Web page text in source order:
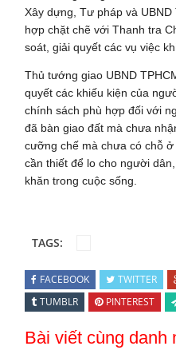
Xây dựng, Tư pháp và
hợp chặt chẽ với Thanh tra
soát, giải quyết các vụ việc
Thủ tướng giao UBND
quyết các khiếu kiện của
chính sách phù hợp đối với
đã bàn giao đất mà chưa
cưỡng chế mà chưa có chỗ
cần thiết để lo cho người
khăn trong cuộc sống.
TAGS:
FACEBOOK TWITTER
TUMBLR
PINTEREST
Bài viết cùng danh